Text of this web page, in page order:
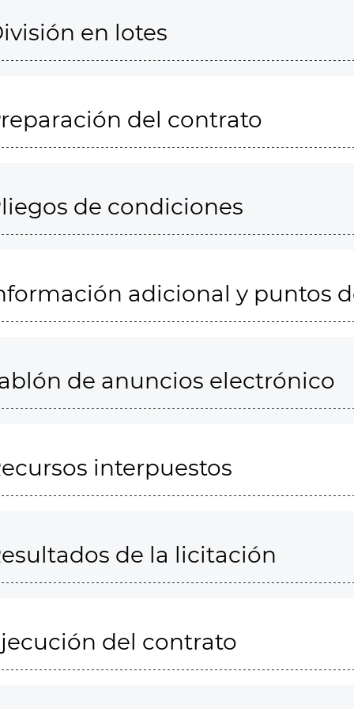
en lotes
del contrato
de condiciones
adicional y puntos
de anuncios electrónico
interpuestos
de la licitación
del contrato